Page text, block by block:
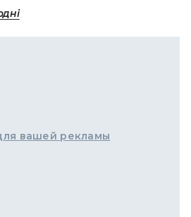
вашей рекламы